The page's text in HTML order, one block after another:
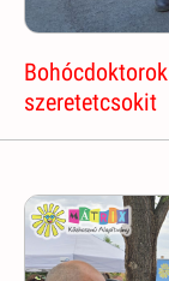
szeretetcsokit